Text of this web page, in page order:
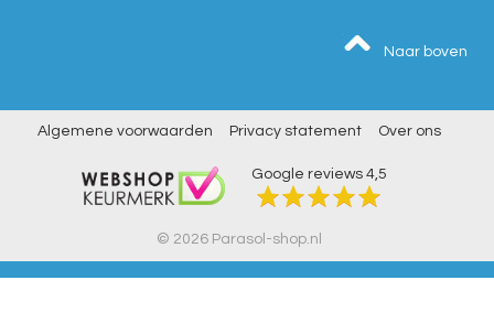
Naar boven
Algemene voorwaarden Privacy statement Over ons
Google reviews 4,5
© 2026 Parasol-shop.nl